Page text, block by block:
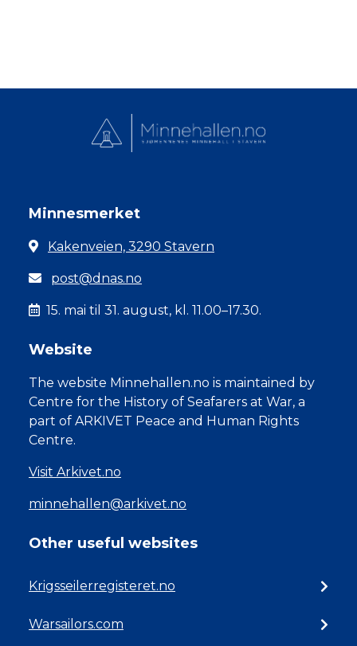
Minnesmerket
Kakenveien, 3290 Stavern
post@dnas.no
15. mai til 31. august, kl. 11.00–17.30.
Website
The website Minnehallen.no is maintained by
Centre for the History of Seafarers at War, a
part of ARKIVET Peace and Human Rights
Centre.
Visit Arkivet.no
minnehallen@arkivet.no
Other useful websites
Krigsseilerregisteret.no
Warsailors.com